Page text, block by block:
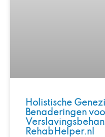
Holistische
Benaderingen
RehabHelper.nl